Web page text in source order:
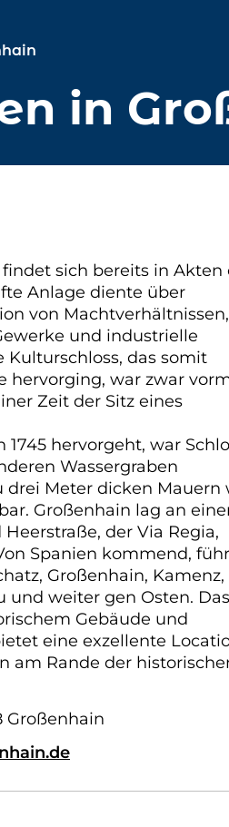
in
sich bereits in Akten
Anlage diente über
von
und industrielle
das somit
hervorging, war zwar
Zeit der Sitz eines
hervorgeht, war
Wassergraben
drei Meter dicken Mauern
Großenhain lag an
der Via Regia,
Spanien kommend,
Großenhain, Kamenz,
und weiter gen Osten. Das
Gebäude und
eine exzellente
am Rande der
Großenhain